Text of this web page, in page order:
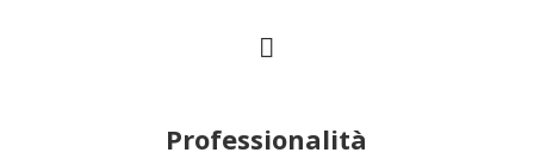
Professionalità